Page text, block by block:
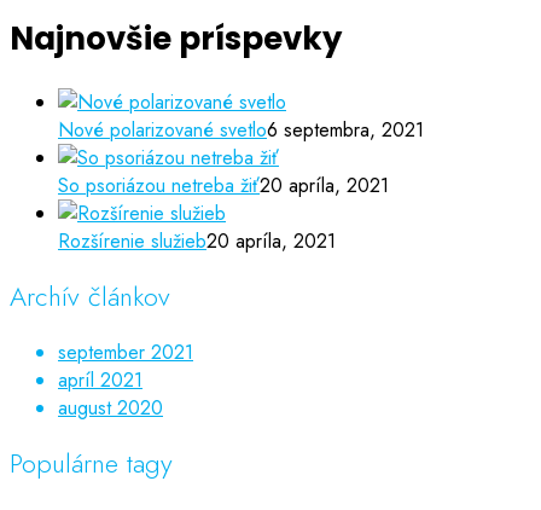
Najnovšie príspevky
Nové polarizované svetlo6 septembra, 2021
So psoriázou netreba žiť20 apríla, 2021
Rozšírenie služieb20 apríla, 2021
Archív článkov
september 2021
apríl 2021
august 2020
Populárne tagy